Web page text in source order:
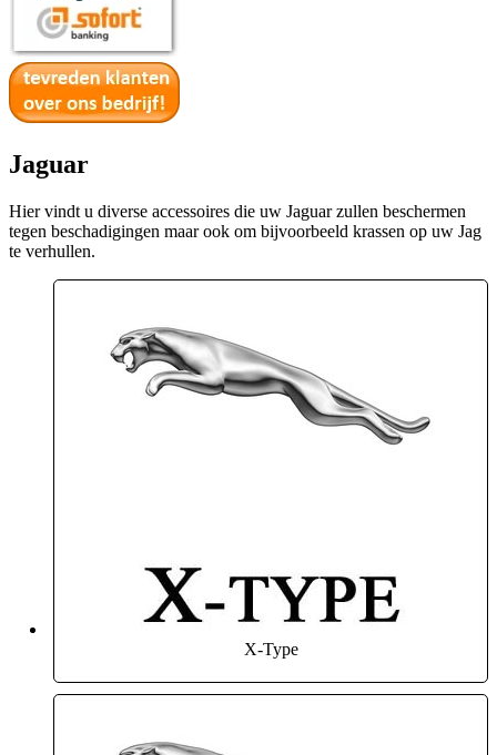
Jaguar
Hier vindt u diverse accessoires die uw Jaguar zullen beschermen
tegen beschadigingen maar ook om bijvoorbeeld krassen op uw Jag
te verhullen.
X-Type